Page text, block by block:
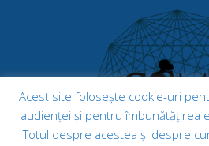
Acest site folosește cookie-uri
audienței și pentru îmbunătățirea
Totul despre acestea și despre